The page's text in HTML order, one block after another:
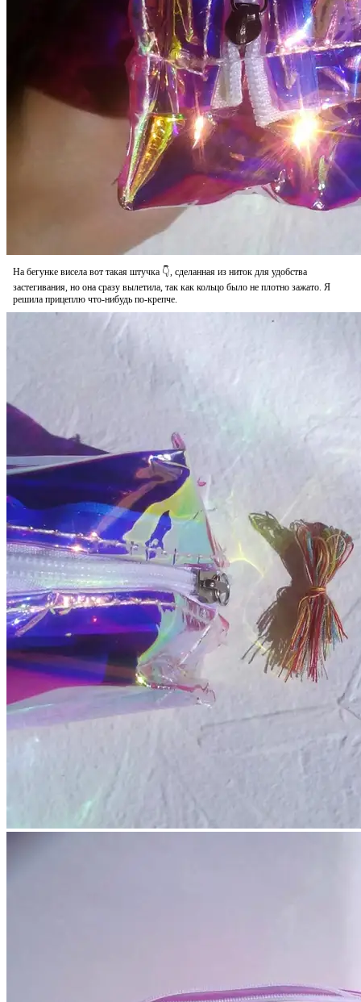
На бегунке висела вот такая штучка 👇, сделанная из ниток для удобства
застегивания, но она сразу вылетила, так как кольцо было не плотно зажато. Я
решила прицеплю что-нибудь по-крепче.